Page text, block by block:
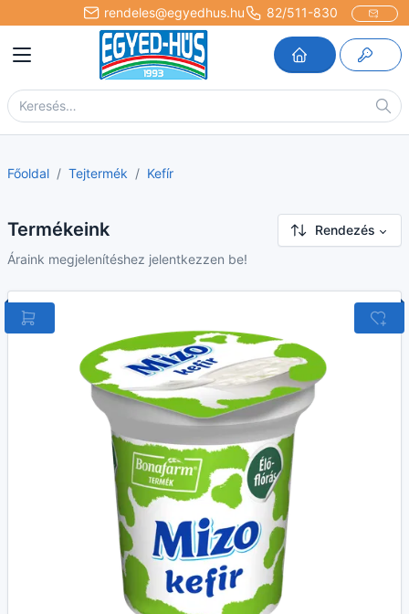
rendeles@egyedhus.hu 82/511-830
Főoldal Tejtermék Kefír
Termékeink
Rendezés
Áraink megjelenítéshez jelentkezzen be!